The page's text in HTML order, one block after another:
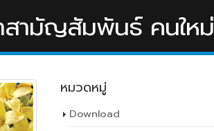
สามัญสัมพันธ์ คนใหม่
หมวดหมู่
Download